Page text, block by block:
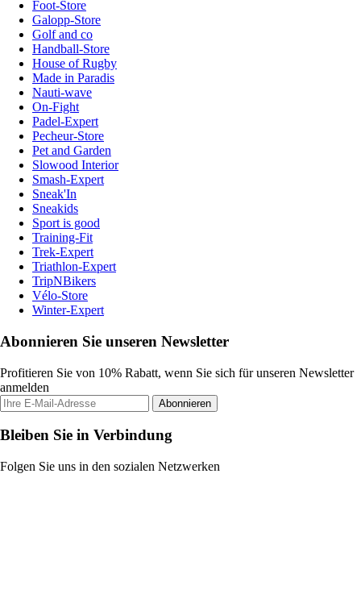
Foot-Store
Galopp-Store
Golf and co
Handball-Store
House of Rugby
Made in Paradis
Nauti-wave
On-Fight
Padel-Expert
Pecheur-Store
Pet and Garden
Slowood Interior
Smash-Expert
Sneak'In
Sneakids
Sport is good
Training-Fit
Trek-Expert
Triathlon-Expert
TripNBikers
Vélo-Store
Winter-Expert
Abonnieren Sie unseren Newsletter
Profitieren Sie von 10% Rabatt, wenn Sie sich für unseren Newsletter
anmelden
Abonnieren
Bleiben Sie in Verbindung
Folgen Sie uns in den sozialen Netzwerken